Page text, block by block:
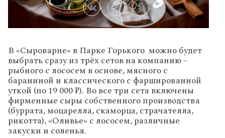
В «Сыроварне» в Парке Горького можно будет
выбрать сразу из трёх сетов на компанию –
рыбного с лососем в основе, мясного с
бараниной и классического с фаршированной
уткой (по 19 000 ₽). Во все три сета включены
фирменные сыры собственного производства
(буррата, моцарелла, скаморца, страчателла,
рикотта), «Оливье» с лососем, различные
закуски и соленья.